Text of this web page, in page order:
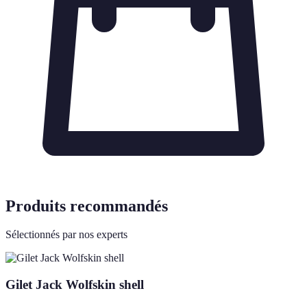
Produits recommandés
Sélectionnés par nos experts
Gilet Jack Wolfskin shell